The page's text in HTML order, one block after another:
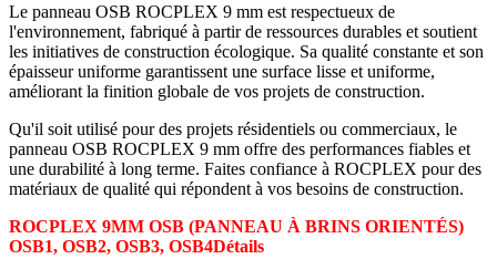
Le panneau OSB ROCPLEX 9 mm est respectueux de
l'environnement, fabriqué à partir de ressources durables et soutient
les initiatives de construction écologique. Sa qualité constante et son
épaisseur uniforme garantissent une surface lisse et uniforme,
améliorant la finition globale de vos projets de construction.
Qu'il soit utilisé pour des projets résidentiels ou commerciaux, le
panneau OSB ROCPLEX 9 mm offre des performances fiables et
une durabilité à long terme. Faites confiance à ROCPLEX pour des
matériaux de qualité qui répondent à vos besoins de construction.
ROCPLEX 9MM OSB (PANNEAU À BRINS ORIENTÉS)
OSB1, OSB2, OSB3, OSB4Détails